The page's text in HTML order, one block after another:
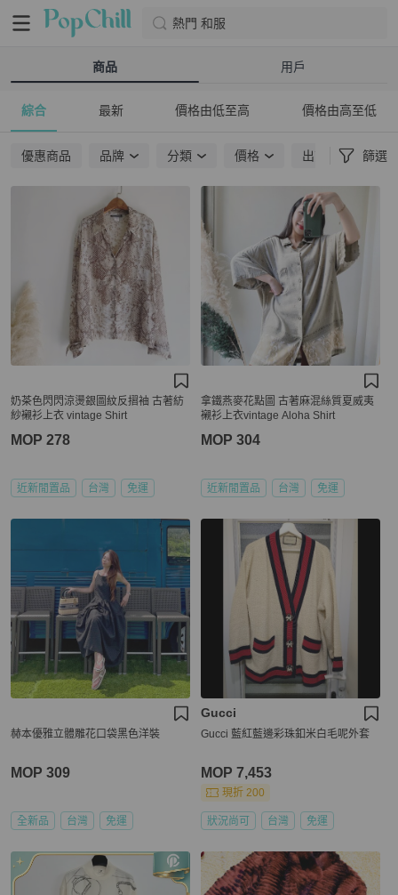
熱門 和服
商品 用戶
綜合 最新 價格由低至高 價格由高至低
優惠商品 品牌 分類 價格 出貨地點 篩選
奶茶色閃閃涼燙銀圖紋反摺袖 古著紡
紗襯衫上衣 vintage Shirt
MOP 278
近新閒置品 台灣 免運
拿鐵燕麥花點圖 古著麻混絲質夏威夷
襯衫上衣vintage Aloha Shirt
MOP 304
近新閒置品 台灣 免運
赫本優雅立體雕花口袋黑色洋裝
MOP 309
全新品 台灣 免運
Gucci
Gucci 藍紅藍邊彩珠釦米白毛呢外套
MOP 7,453
現折 200
狀況尚可 台灣 免運